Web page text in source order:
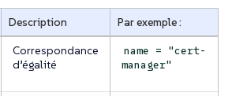
Description
Par exemple :
Correspondance
d’égalité
name = "cert-
manager"